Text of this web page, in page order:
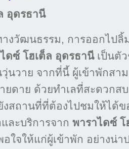
อุดรธานี
งวัฒนธรรม, การออกไปลิ้
ดซ์ โฮเต็ล อุดรธานีเป็นตั
นวาย จากที่นี้ ผู้เข้าพักสา
ยดาย ด้วยทำเลที่สะดวกส
งสถานที่ที่ต้องไปชมให้ได้ข
ละบริการจาก พาราไดซ์ โ
อใจให้แก่ผู้เข้าพัก อย่างน่